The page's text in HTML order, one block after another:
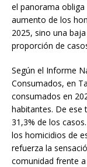
el panorama obliga
aumento de los
2025, sino una
proporción de
Según el Informe
Consumados, en
consumados en
habitantes. De ese
31,3% de los
los homicidios de
refuerza la
comunidad frente